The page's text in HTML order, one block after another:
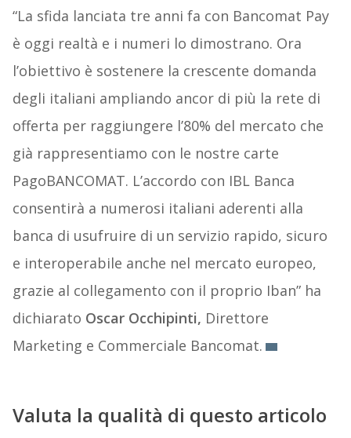
“La sfida lanciata tre anni fa con Bancomat Pay
è oggi realtà e i numeri lo dimostrano. Ora
l’obiettivo è sostenere la crescente domanda
degli italiani ampliando ancor di più la rete di
offerta per raggiungere l’80% del mercato che
già rappresentiamo con le nostre carte
PagoBANCOMAT. L’accordo con IBL Banca
consentirà a numerosi italiani aderenti alla
banca di usufruire di un servizio rapido, sicuro
e interoperabile anche nel mercato europeo,
grazie al collegamento con il proprio Iban” ha
dichiarato Oscar Occhipinti, Direttore
Marketing e Commerciale Bancomat.
Valuta la qualità di questo articolo